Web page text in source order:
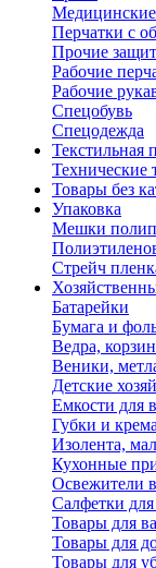
Перчатки с
Прочие
Рабочие
Рабочие
Спецобувь
Спецодежда
Текстильная
Технические
Товары без
Упаковка
Мешки
Стрейч
Батарейки
Бумага и
Ведра,
Веники,
Детские
Емкости для
Губки и
Изолента,
Кухонные
Освежители
Салфетки
Товары для
Товары для
Товары для